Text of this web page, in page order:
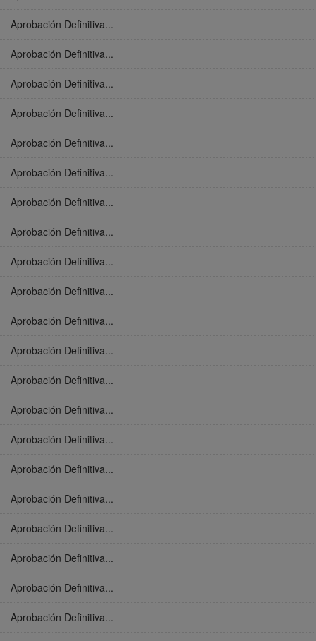
Aprobación Definitiva...
Aprobación Definitiva...
Aprobación Definitiva...
Aprobación Definitiva...
Aprobación Definitiva...
Aprobación Definitiva...
Aprobación Definitiva...
Aprobación Definitiva...
Aprobación Definitiva...
Aprobación Definitiva...
Aprobación Definitiva...
Aprobación Definitiva...
Aprobación Definitiva...
Aprobación Definitiva...
Aprobación Definitiva...
Aprobación Definitiva...
Aprobación Definitiva...
Aprobación Definitiva...
Aprobación Definitiva...
Aprobación Definitiva...
Aprobación Definitiva...